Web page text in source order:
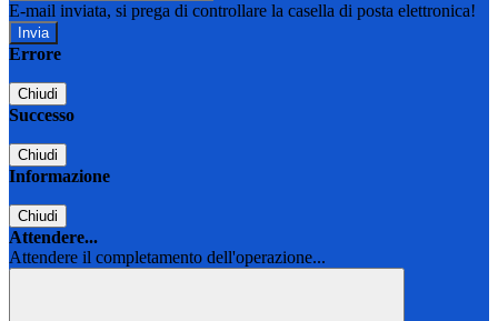
E-mail inviata, si prega di controllare la casella di posta elettronica!
Errore
Chiudi
Successo
Chiudi
Informazione
Chiudi
Attendere...
Attendere il completamento dell'operazione...